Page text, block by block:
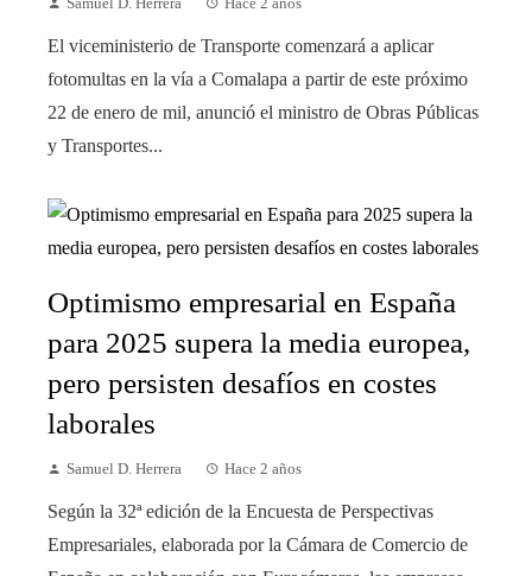
Samuel D. Herrera Hace 2 años
El viceministerio de Transporte comenzará a aplicar
fotomultas en la vía a Comalapa a partir de este próximo
22 de enero de mil, anunció el ministro de Obras Públicas
y Transportes...
Optimismo empresarial en España
para 2025 supera la media europea,
pero persisten desafíos en costes
laborales
Samuel D. Herrera Hace 2 años
Según la 32ª edición de la Encuesta de Perspectivas
Empresariales, elaborada por la Cámara de Comercio de